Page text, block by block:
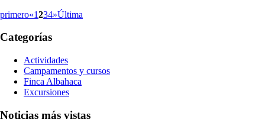
primero«1234»Última
Categorías
Actividades
Campamentos y cursos
Finca Albahaca
Excursiones
Noticias más vistas